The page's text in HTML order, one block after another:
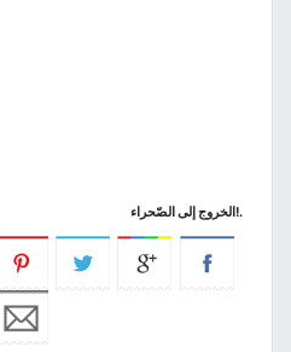
الخروج إلى الصّحراء